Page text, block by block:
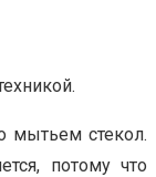
мытьем стекол.
потому что